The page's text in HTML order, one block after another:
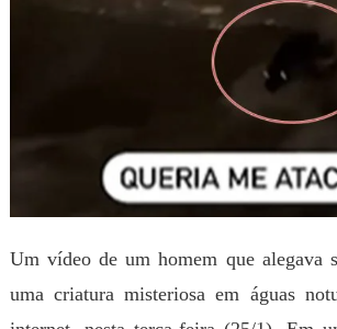
Um vídeo de um homem que alegava
uma criatura misteriosa em águas